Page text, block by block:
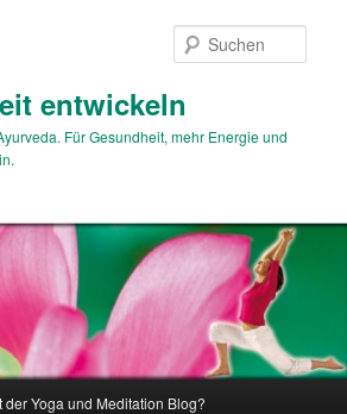
entwickeln
Für Gesundheit, mehr Energie und
der Yoga und Meditation Blog?